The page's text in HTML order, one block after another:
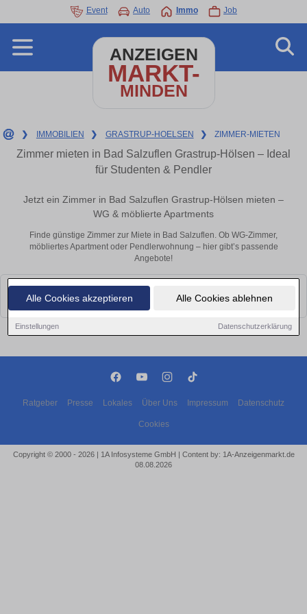
Alle Cookies akzeptieren Alle Cookies ablehnen
Einstellungen Datenschutzerklärung
Event Auto Immo Job
ANZEIGEN
MARKT-
MINDEN
❯ IMMOBILIEN ❯ GRASTRUP-HOELSEN ❯ ZIMMER-MIETEN
Zimmer mieten in Bad Salzuflen Grastrup-Hölsen – Ideal
für Studenten & Pendler
Jetzt ein Zimmer in Bad Salzuflen Grastrup-Hölsen mieten –
WG & möblierte Apartments
Finde günstige Zimmer zur Miete in Bad Salzuflen. Ob WG-Zimmer,
möbliertes Apartment oder Pendlerwohnung – hier gibt’s passende
Angebote!
Leider konnten wir derzeit keine passenden Objekte finden. Schauen Sie
bald wieder vorbei!
Ratgeber Presse Lokales Über Uns Impressum Datenschutz
Cookies
Copyright © 2000 - 2026 | 1A Infosysteme GmbH | Content by: 1A-Anzeigenmarkt.de
08.08.2026